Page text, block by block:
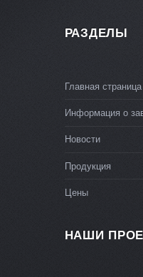
РАЗДЕЛЫ
Главная страница
Информация о
Новости
Продукция
Цены
НАШИ